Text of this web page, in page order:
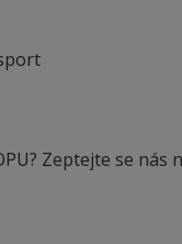
Zeptejte se